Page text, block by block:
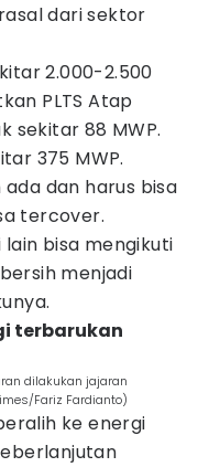
dari sektor
2.000-2.500
PLTS Atap
sekitar 88 MWP.
375 MWP.
dan harus bisa
tercover.
bisa mengikuti
menjadi
terbarukan
dilakukan jajaran
Fariz Fardianto)
ke energi